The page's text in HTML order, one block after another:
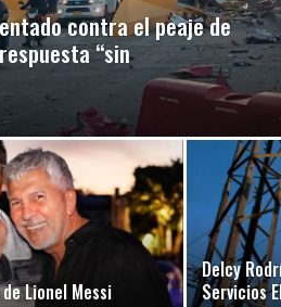
contra el peaje de
“sin
Lionel Messi
Delcy
Servicios